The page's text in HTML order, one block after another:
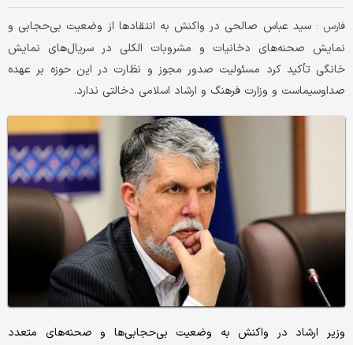
فارس :سید عباس صالحی در واکنش به انتقادها از وضعیت بی‌حجابی و
نمایش صحنه‌های دخانیات و مشروبات الکلی در سریال‌های نمایش
خانگی تأکید کرد مسئولیت صدور مجوز و نظارت در این حوزه بر عهده
صداوسیماست و وزارت فرهنگ و ارشاد اسلامی دخالتی ندارد.
وزیر ارشاد در واکنش به وضعیت بی‌حجابی‌ها و صحنه‌های متعدد